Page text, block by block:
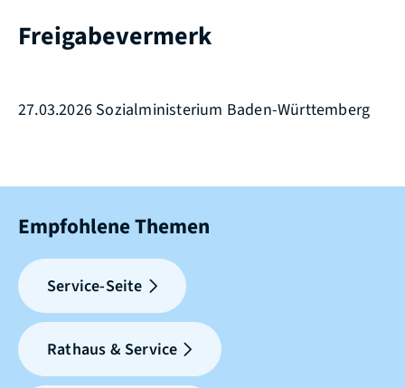
Freigabevermerk
27.03.2026 Sozialministerium Baden-Württemberg
Empfohlene Themen
Service-Seite
Rathaus & Service